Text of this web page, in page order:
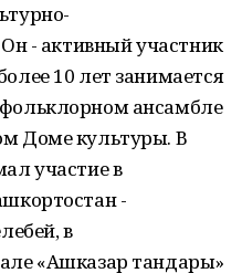
- активный участник
10 лет занимается
ансамбле
Доме культуры. В
участие в
-
в
«Ашказар тандары»